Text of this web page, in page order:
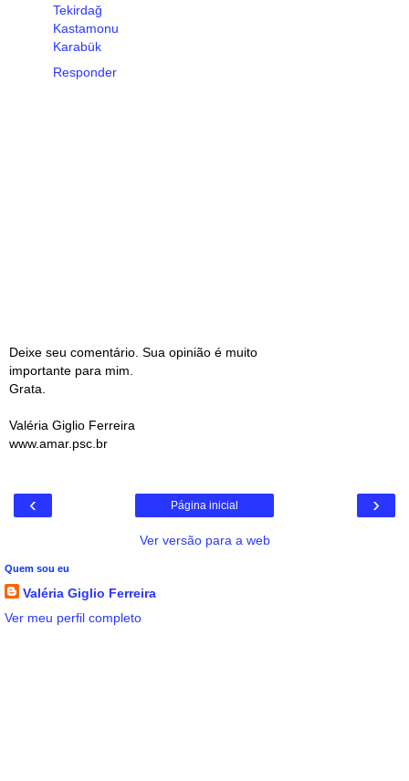
Tekirdağ
Kastamonu
Karabük
Responder
Deixe seu comentário. Sua opinião é muito
importante para mim.
Grata.
Valéria Giglio Ferreira
www.amar.psc.br
‹ ›
Página inicial
Ver versão para a web
Quem sou eu
Valéria Giglio Ferreira
Ver meu perfil completo